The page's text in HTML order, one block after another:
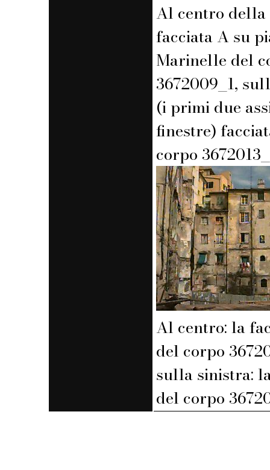
Al centro della
facciata A su
Marinelle del
3672009_1,
(i primi due
finestre)
corpo
Al centro: la
del corpo
sulla sinistra:
del corpo